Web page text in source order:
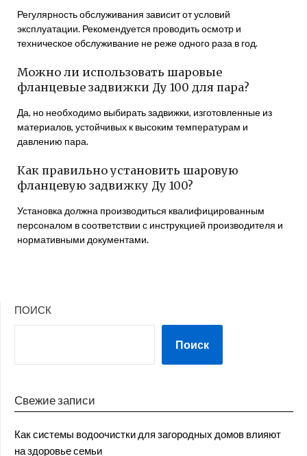
Регулярность обслуживания зависит от условий
эксплуатации. Рекомендуется проводить осмотр и
техническое обслуживание не реже одного раза в год.
Можно ли использовать шаровые
фланцевые задвижки Ду 100 для пара?
Да, но необходимо выбирать задвижки, изготовленные из
материалов, устойчивых к высоким температурам и
давлению пара.
Как правильно установить шаровую
фланцевую задвижку Ду 100?
Установка должна производиться квалифицированным
персоналом в соответствии с инструкцией производителя и
нормативными документами.
ПОИСК
Поиск
Свежие записи
Как системы водоочистки для загородных домов влияют
на здоровье семьи